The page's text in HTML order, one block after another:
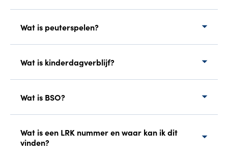
Wat is peuterspelen?
Wat is kinderdagverblijf?
Wat is BSO?
Wat is een LRK nummer en waar kan ik dit
vinden?